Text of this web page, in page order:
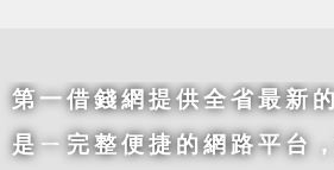
第一借錢網提供全省最新
是ㄧ完整便捷的網路平台